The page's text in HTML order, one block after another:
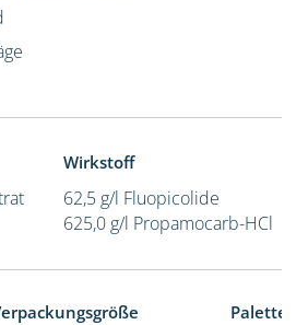
Wirkstoff
62,5 g/l Fluopicolide
625,0 g/l Propamocarb-HCl